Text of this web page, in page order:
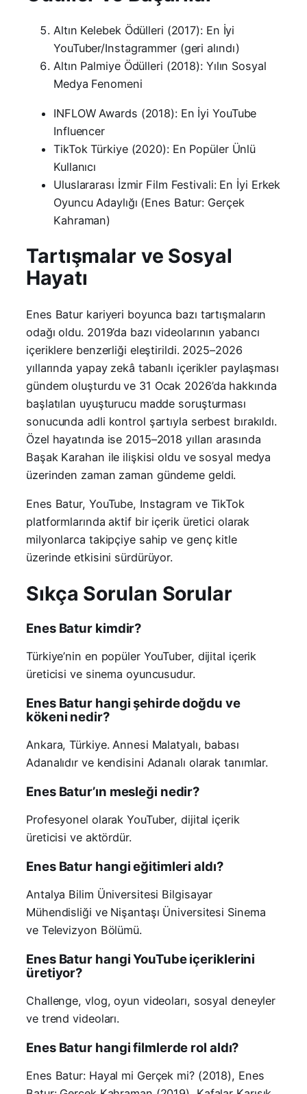
Altın Kelebek Ödülleri (2017): En İyi
YouTuber/Instagrammer (geri alındı)
Altın Palmiye Ödülleri (2018): Yılın Sosyal
Medya Fenomeni
INFLOW Awards (2018): En İyi YouTube
Influencer
TikTok Türkiye (2020): En Popüler Ünlü
Kullanıcı
Uluslararası İzmir Film Festivali: En İyi Erkek
Oyuncu Adaylığı (Enes Batur: Gerçek
Kahraman)
Tartışmalar ve Sosyal
Hayatı
Enes Batur kariyeri boyunca bazı tartışmaların
odağı oldu. 2019’da bazı videolarının yabancı
içeriklere benzerliği eleştirildi. 2025–2026
yıllarında yapay zekâ tabanlı içerikler paylaşması
gündem oluşturdu ve 31 Ocak 2026’da hakkında
başlatılan uyuşturucu madde soruşturması
sonucunda adli kontrol şartıyla serbest bırakıldı.
Özel hayatında ise 2015–2018 yılları arasında
Başak Karahan ile ilişkisi oldu ve sosyal medya
üzerinden zaman zaman gündeme geldi.
Enes Batur, YouTube, Instagram ve TikTok
platformlarında aktif bir içerik üretici olarak
milyonlarca takipçiye sahip ve genç kitle
üzerinde etkisini sürdürüyor.
Sıkça Sorulan Sorular
Enes Batur kimdir?
Türkiye’nin en popüler YouTuber, dijital içerik
üreticisi ve sinema oyuncusudur.
Enes Batur hangi şehirde doğdu ve
kökeni nedir?
Ankara, Türkiye. Annesi Malatyalı, babası
Adanalıdır ve kendisini Adanalı olarak tanımlar.
Enes Batur’ın mesleği nedir?
Profesyonel olarak YouTuber, dijital içerik
üreticisi ve aktördür.
Enes Batur hangi eğitimleri aldı?
Antalya Bilim Üniversitesi Bilgisayar
Mühendisliği ve Nişantaşı Üniversitesi Sinema
ve Televizyon Bölümü.
Enes Batur hangi YouTube içeriklerini
üretiyor?
Challenge, vlog, oyun videoları, sosyal deneyler
ve trend videoları.
Enes Batur hangi filmlerde rol aldı?
Enes Batur: Hayal mi Gerçek mi? (2018), Enes